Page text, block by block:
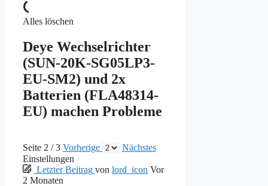
Alles löschen
Deye Wechselrichter
(SUN-20K-SG05LP3-
EU-SM2) und 2x
Batterien (FLA48314-
EU) machen Probleme
Seite 2 / 3 Vorherige
Nächstes
Einstellungen
Letzter Beitrag von lord_icon Vor
2 Monaten